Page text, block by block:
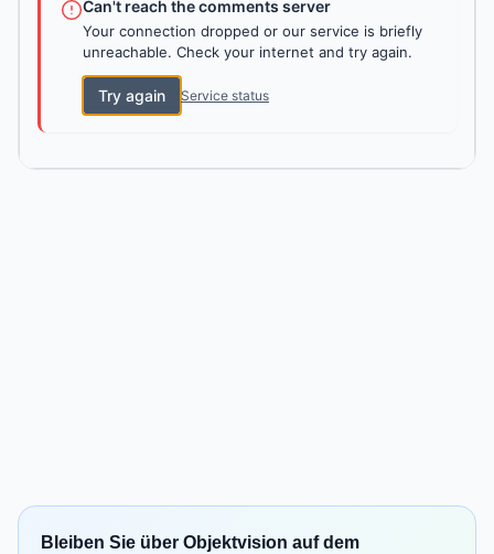
Can't reach the comments server
Your connection dropped or our service is briefly
unreachable. Check your internet and try again.
Try again Service status
Bleiben Sie über Objektvision auf dem